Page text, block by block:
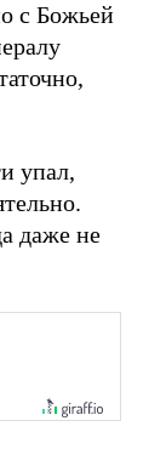
с Божьей
упал,
даже не